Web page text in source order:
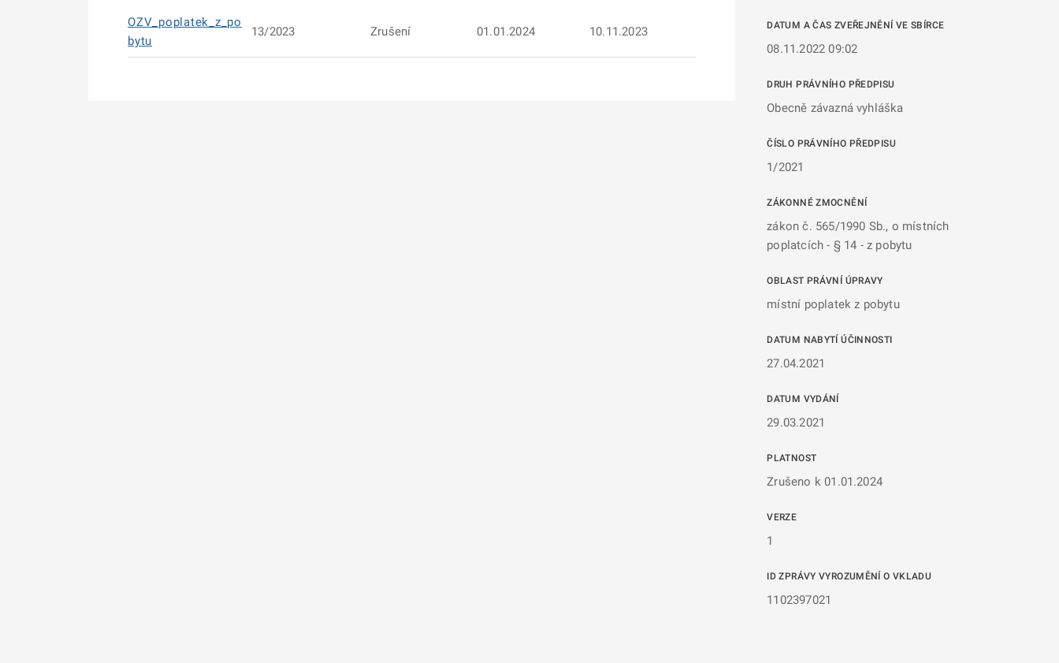
DATUM A ČAS ZVEŘEJNĚNÍ VE SBÍRCE
08.11.2022 09:02
DRUH PRÁVNÍHO PŘEDPISU
Obecně závazná vyhláška
ČÍSLO PRÁVNÍHO PŘEDPISU
1/2021
ZÁKONNÉ ZMOCNĚNÍ
zákon č. 565/1990 Sb., o místních
poplatcích - § 14 - z pobytu
OBLAST PRÁVNÍ ÚPRAVY
místní poplatek z pobytu
DATUM NABYTÍ ÚČINNOSTI
27.04.2021
DATUM VYDÁNÍ
29.03.2021
PLATNOST
Zrušeno k 01.01.2024
VERZE
1
ID ZPRÁVY VYROZUMĚNÍ O VKLADU
1102397021
OZV_poplatek_z_po
bytu
13/2023 Zrušení 01.01.2024 10.11.2023